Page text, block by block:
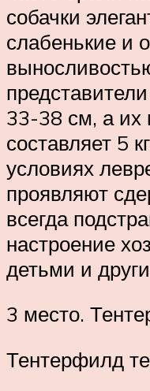
собачки
слабенькие и
33-38 см, а их
составляет 5
условиях
проявляют
всегда
настроение
детьми и
3 место.
Тентерфилд